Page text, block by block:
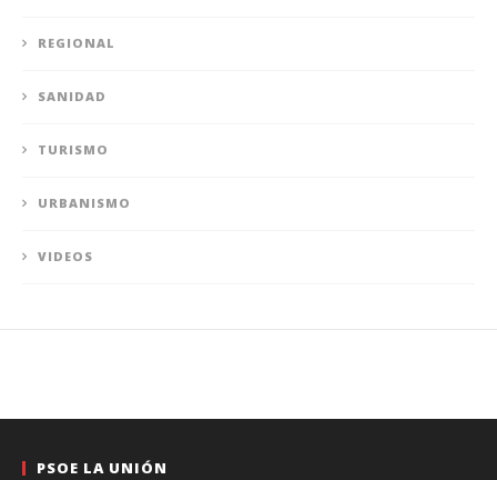
REGIONAL
SANIDAD
TURISMO
URBANISMO
VIDEOS
PSOE LA UNIÓN